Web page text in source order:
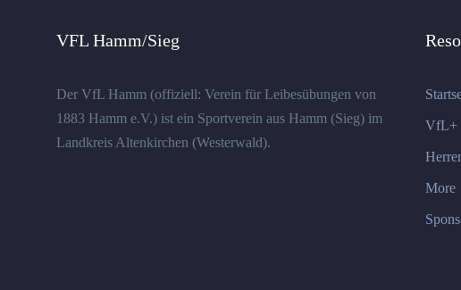
VFL Hamm/Sieg
Der VfL Hamm (offiziell: Verein für Leibesübungen von
1883 Hamm e.V.) ist ein Sportverein aus Hamm (Sieg) im
Landkreis Altenkirchen (Westerwald).
VfL+
More